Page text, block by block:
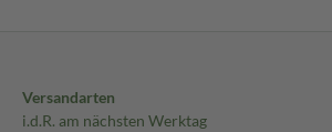
Versandarten
i.d.R. am nächsten Werktag